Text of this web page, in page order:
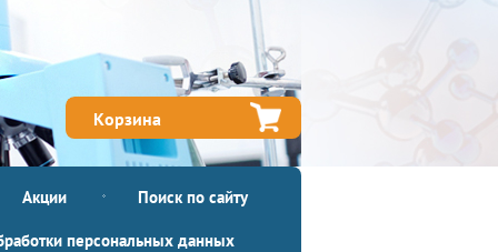
Корзина
Акции Поиск по сайту
персональных данных